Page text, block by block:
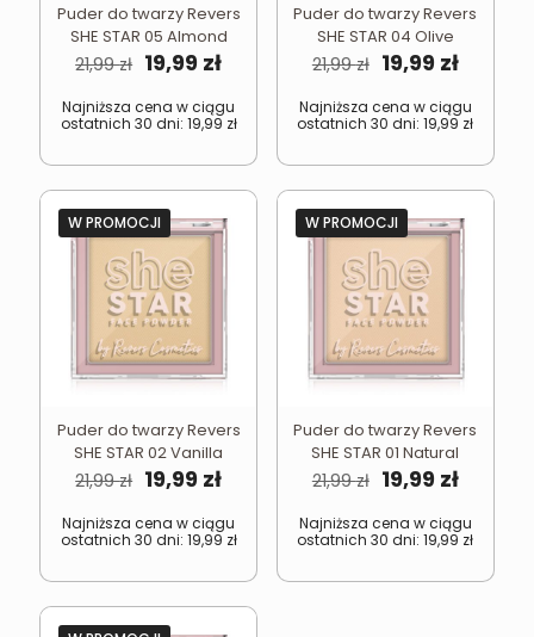
Puder do twarzy Revers
SHE STAR 05 Almond
21,99zł Pierwotna
wynosiła:
21,99 zł.
19,99 złAktualna
wynosi:
19,99 zł.
Najniższa cena w ciągu
ostatnich 30 dni: 19,99 zł
Puder do twarzy Revers
SHE STAR 04 Olive
21,99zł Pierwotna
wynosiła:
21,99 zł.
19,99 zł
19,99 zł.
Najniższa cena w ciągu
ostatnich 30 dni:19,99 zł
W PROMOCJI
Puder do twarzy Revers
SHE STAR 02 Vanilla
21,99zł Pierwotna
wynosiła:
21,99 zł.
19,99 złAktualna
wynosi:
19,99 zł.
Najniższa cena w ciągu
ostatnich 30 dni: 19,99 zł
W PROMOCJI
Puder do twarzy Revers
SHE STAR 01 Natural
21,99zł Pierwotna
wynosiła:
21,99 zł.
19,99 zł
19,99 zł.
Najniższa cena w ciągu
ostatnich 30 dni:19,99 zł